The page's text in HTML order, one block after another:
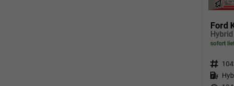
Ford
sofort
Fahrzeugnr.
Kraftstoff